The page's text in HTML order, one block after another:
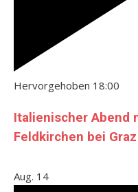
Hervorgehoben 18:00
Italienischer Abend
Feldkirchen bei Graz
Aug. 14